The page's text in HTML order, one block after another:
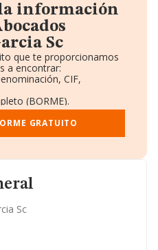
Sc
información
Sc
que te proporcionamos
a encontrar:
CIF,
(BORME).
y Empleados.
y Administradores.
complementaria.
GRATUITO